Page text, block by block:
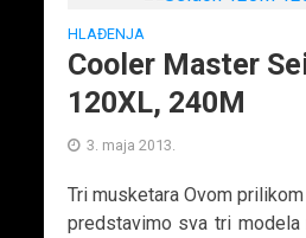
HLAĐENJA
Cooler Master
120XL, 240M
3. maja 2013.
Tri musketara Ovom
predstavimo sva tri